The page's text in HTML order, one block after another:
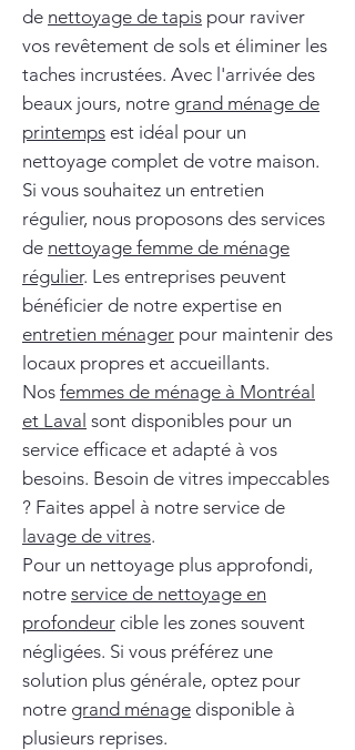
de nettoyage de tapis pour raviver
vos revêtement de sols et éliminer les
taches incrustées. Avec l'arrivée des
beaux jours, notre grand ménage de
printemps est idéal pour un
nettoyage complet de votre maison.
Si vous souhaitez un entretien
régulier, nous proposons des services
de nettoyage femme de ménage
régulier. Les entreprises peuvent
bénéficier de notre expertise en
entretien ménager pour maintenir des
locaux propres et accueillants.
Nos femmes de ménage à Montréal
et Laval sont disponibles pour un
service efficace et adapté à vos
besoins. Besoin de vitres impeccables
? Faites appel à notre service de
lavage de vitres.
Pour un nettoyage plus approfondi,
notre service de nettoyage en
profondeur cible les zones souvent
négligées. Si vous préférez une
solution plus générale, optez pour
notre grand ménage disponible à
plusieurs reprises.